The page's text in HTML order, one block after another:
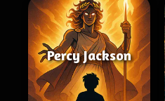
Percy Jackson